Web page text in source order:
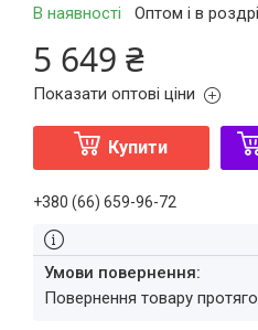
В наявності Оптом і в
5 649 ₴
Показати оптові ціни
Купити
+380 (66) 659-96-72
повернення товару